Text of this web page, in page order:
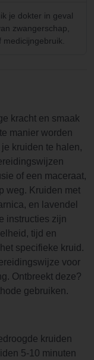
je dokter in geval
zwangerschap,
medicijngebruik.
kracht en smaak
manier worden
kruiden te halen,
of een maceraat,
weg. Kruiden met
en lavendel
instructies zijn
tijd en
specifieke kruid.
voor
Ontbreekt deze?
gebruiken.
kruiden
5-10 minuten